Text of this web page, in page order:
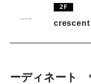
PARCOメンバーズ
2F
crescent
*** カ
ーディネート